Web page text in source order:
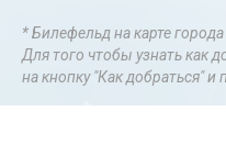
* Билефельд на карте
Для того чтобы узнать как
на кнопку "Как добраться" и